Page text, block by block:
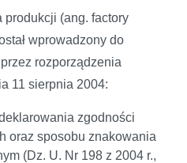
produkcji (ang. factory
wprowadzony do
rozporządzenia
11 sierpnia 2004:
zgodności
oraz sposobu znakowania
(Dz. U. Nr 198 z 2004 r.,